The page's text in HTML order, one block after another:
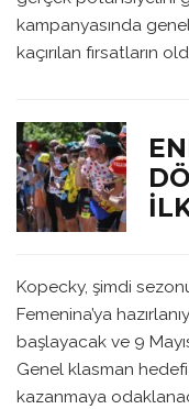
kampanyasında
kaçırılan fırsatların
Kopecky, şimdi
Femenina’ya
başlayacak ve 9
Genel klasman
kazanmaya